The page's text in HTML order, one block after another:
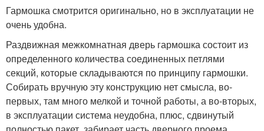
Гармошка смотрится оригинально, но в эксплуатации не
очень удобна.
Раздвижная межкомнатная дверь гармошка состоит из
определенного количества соединенных петлями
секций, которые складываются по принципу гармошки.
Собирать вручную эту конструкцию нет смысла, во-
первых, там много мелкой и точной работы, а во-вторых,
в эксплуатации система неудобна, плюс, сдвинутый